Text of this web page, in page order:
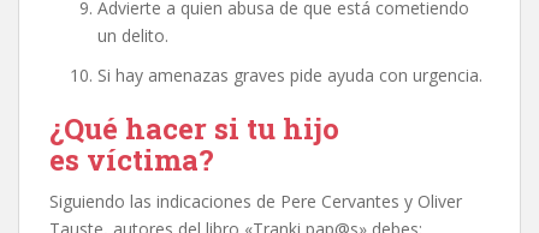
Advierte a quien abusa de que está cometiendo
un delito.
Si hay amenazas graves pide ayuda con urgencia.
¿Qué hacer si tu hijo
es víctima?
Siguiendo las indicaciones de Pere Cervantes y Oliver